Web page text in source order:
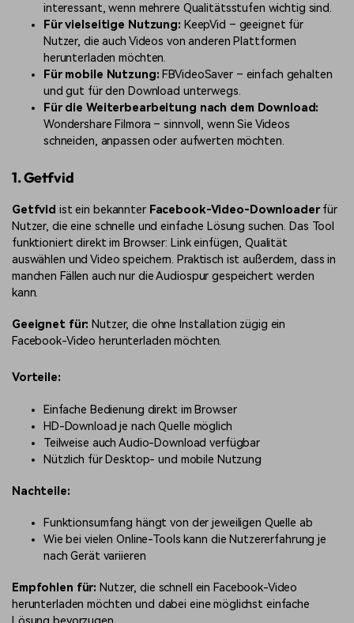
interessant, wenn mehrere Qualitätsstufen wichtig sind.
Für vielseitige Nutzung: KeepVid – geeignet für
Nutzer, die auch Videos von anderen Plattformen
herunterladen möchten.
Für mobile Nutzung: FBVideoSaver – einfach gehalten
und gut für den Download unterwegs.
Für die Weiterbearbeitung nach dem Download:
Wondershare Filmora – sinnvoll, wenn Sie Videos
schneiden, anpassen oder aufwerten möchten.
1. Getfvid
Getfvid ist ein bekannter Facebook-Video-Downloaderfür
Nutzer, die eine schnelle und einfache Lösung suchen. Das Tool
funktioniert direkt im Browser: Link einfügen, Qualität
auswählen und Video speichern. Praktisch ist außerdem, dass in
manchen Fällen auch nur die Audiospur gespeichert werden
kann.
Geeignet für: Nutzer, die ohne Installation zügig ein
Facebook-Video herunterladen möchten.
Vorteile:
Einfache Bedienung direkt im Browser
HD-Download je nach Quelle möglich
Teilweise auch Audio-Download verfügbar
Nützlich für Desktop- und mobile Nutzung
Nachteile:
Funktionsumfang hängt von der jeweiligen Quelle ab
Wie bei vielen Online-Tools kann die Nutzererfahrung je
nach Gerät variieren
Empfohlen für: Nutzer, die schnell ein Facebook-Video
herunterladen möchten und dabei eine möglichst einfache